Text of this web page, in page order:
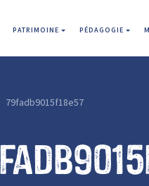
PATRIMOINE PÉDAGOGIE
79fadb9015f18e57